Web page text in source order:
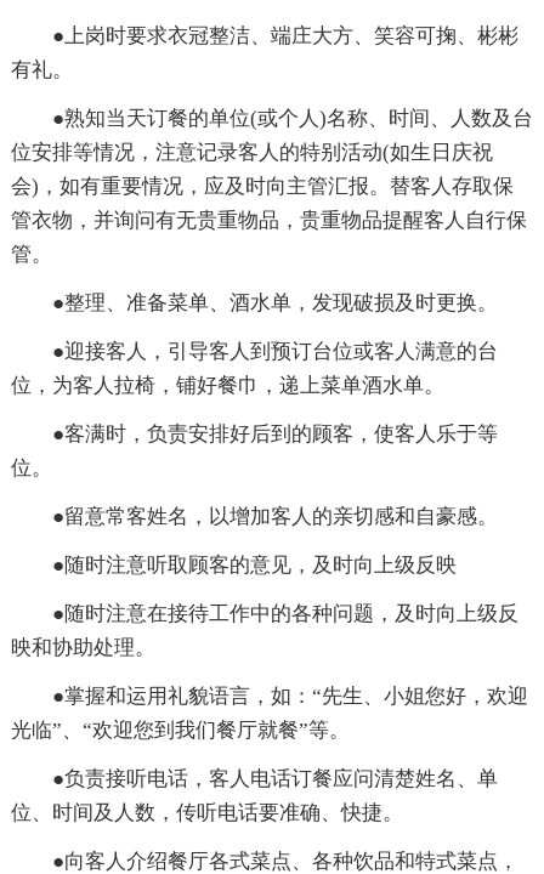
●上岗时要求衣冠整洁、端庄大方、笑容可掬、彬彬
有礼。
●熟知当天订餐的单位(或个人)名称、时间、人数及台
位安排等情况，注意记录客人的特别活动(如生日庆祝
会)，如有重要情况，应及时向主管汇报。替客人存取保
管衣物，并询问有无贵重物品，贵重物品提醒客人自行保
管。
●整理、准备菜单、酒水单，发现破损及时更换。
●迎接客人，引导客人到预订台位或客人满意的台
位，为客人拉椅，铺好餐巾，递上菜单酒水单。
●客满时，负责安排好后到的顾客，使客人乐于等
位。
●留意常客姓名，以增加客人的亲切感和自豪感。
●随时注意听取顾客的意见，及时向上级反映
●随时注意在接待工作中的各种问题，及时向上级反
映和协助处理。
●掌握和运用礼貌语言，如：“先生、小姐您好，欢迎
光临”、“欢迎您到我们餐厅就餐”等。
●负责接听电话，客人电话订餐应问清楚姓名、单
位、时间及人数，传听电话要准确、快捷。
●向客人介绍餐厅各式菜点、各种饮品和特式菜点，